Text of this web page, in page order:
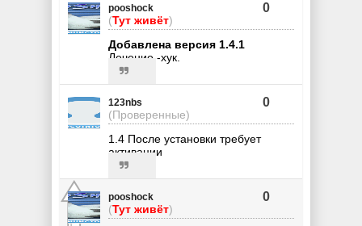
pooshock
(Тут живёт)
0
Добавлена версия 1.4.1
Лечение -хук.
123nbs
(Проверенные)
0
1.4 После установки требует
активации
pooshock
(Тут живёт)
0